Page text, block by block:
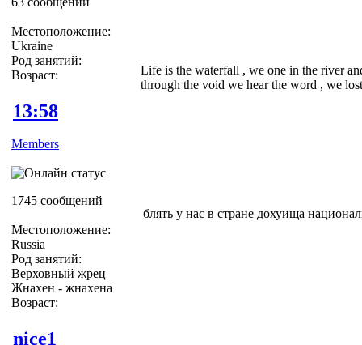
Местоположение:
Ukraine
Род занятий:
Возраст:
Life is the waterfall , we one in the river
through the void we hear the word , we
13:58
Members
1745 сообщений
Местоположение:
Russia
Род занятий:
Верховный жрец
Жнахен - жнахена
Возраст:
блять у нас в стране дохуища
nice1